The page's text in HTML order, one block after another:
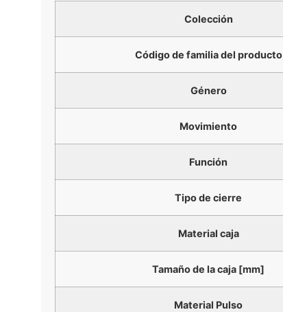
Colección
Código de familia del producto
Género
Movimiento
Función
Tipo de cierre
Material caja
Tamaño de la caja [mm]
Material Pulso